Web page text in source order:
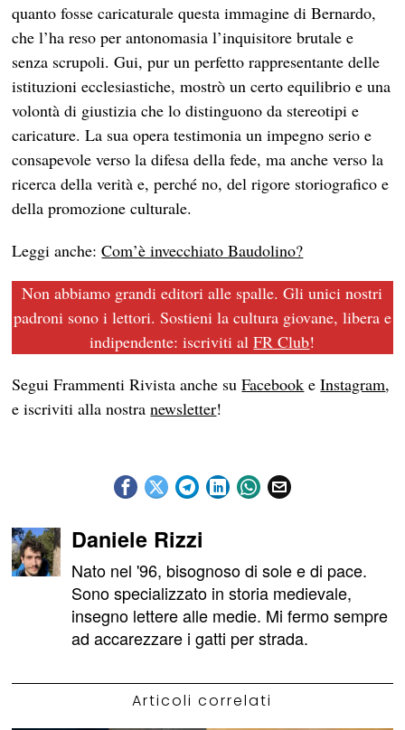
quanto fosse caricaturale questa immagine di Bernardo,
che l’ha reso per antonomasia l’inquisitore brutale e
senza scrupoli. Gui, pur un perfetto rappresentante delle
istituzioni ecclesiastiche, mostrò un certo equilibrio e una
volontà di giustizia che lo distinguono da stereotipi e
caricature. La sua opera testimonia un impegno serio e
consapevole verso la difesa della fede, ma anche verso la
ricerca della verità e, perché no, del rigore storiografico e
della promozione culturale.
Leggi anche:Com’è invecchiato Baudolino?
Non abbiamo grandi editori alle spalle. Gli unici nostri
padroni sono i lettori. Sostieni la cultura giovane, libera e
indipendente: iscriviti alFR Club!
Segui Frammenti Rivista anche suFacebook eInstagram,
e iscriviti alla nostranewsletter!
Daniele Rizzi
Nato nel '96, bisognoso di sole e di pace.
Sono specializzato in storia medievale,
insegno lettere alle medie. Mi fermo sempre
ad accarezzare i gatti per strada.
Articoli correlati